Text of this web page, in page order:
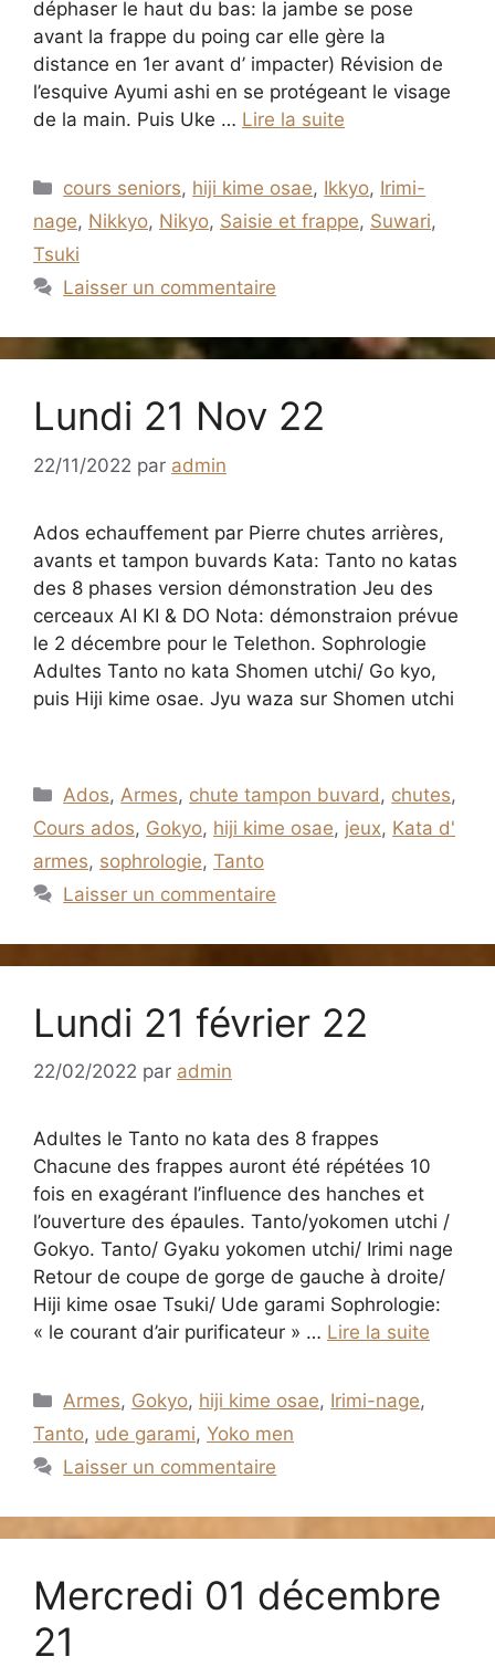
déphaser le haut du bas: la jambe se pose
avant la frappe du poing car elle gère la
distance en 1er avant d’ impacter) Révision de
l’esquive Ayumi ashi en se protégeant le visage
de la main. Puis Uke … Lire la suite
Catégories
cours seniors, hiji kime osae, Ikkyo, Irimi-
nage, Nikkyo, Nikyo, Saisie et frappe, Suwari,
Tsuki
Laisser un commentaire
Lundi 21 Nov 22
22/11/2022 par admin
Ados echauffement par Pierre chutes arrières,
avants et tampon buvards Kata: Tanto no katas
des 8 phases version démonstration Jeu des
cerceaux AI KI & DO Nota: démonstraion prévue
le 2 décembre pour le Telethon. Sophrologie
Adultes Tanto no kata Shomen utchi/ Go kyo,
puis Hiji kime osae. Jyu waza sur Shomen utchi
Catégories
Ados, Armes, chute tampon buvard , chutes,
Cours ados, Gokyo, hiji kime osae, jeux, Kata d'
armes, sophrologie, Tanto
Laisser un commentaire
Lundi 21 février 22
22/02/2022 par admin
Adultes le Tanto no kata des 8 frappes
Chacune des frappes auront été répétées 10
fois en exagérant l’influence des hanches et
l’ouverture des épaules. Tanto/yokomen utchi /
Gokyo. Tanto/ Gyaku yokomen utchi/ Irimi nage
Retour de coupe de gorge de gauche à droite/
Hiji kime osae Tsuki/ Ude garami Sophrologie:
« le courant d’air purificateur » … Lire la suite
Catégories
Armes, Gokyo, hiji kime osae, Irimi-nage,
Tanto, ude garami, Yoko men
Laisser un commentaire
Mercredi 01 décembre
21